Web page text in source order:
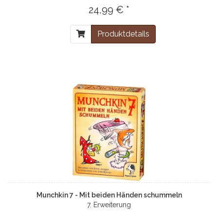
24,99 € *
Produktdetails
Munchkin 7 - Mit beiden Händen schummeln
7. Erweiterung